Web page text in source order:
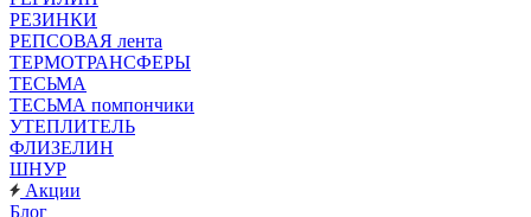
РЕЗИНКИ
РЕПСОВАЯ лента
ТЕРМОТРАНСФЕРЫ
ТЕСЬМА
ТЕСЬМА помпончики
УТЕПЛИТЕЛЬ
ФЛИЗЕЛИН
ШНУР
Акции
Блог